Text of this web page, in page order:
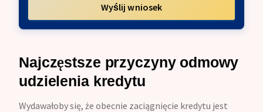
Wyślij wniosek
Najczęstsze przyczyny odmowy
udzielenia kredytu
Wydawałoby się, że obecnie zaciągnięcie kredytu jest